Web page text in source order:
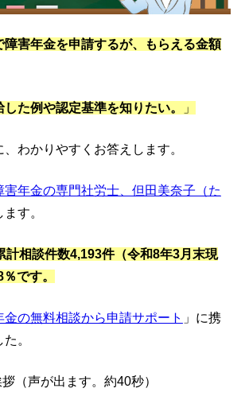
障害年金を申請するが、もらえる金額
た例や認定基準を知りたい。 」
わかりやすくお答えします。
害年金の専門社労士、但田美奈子（た
す。
計相談件数4,193件（令和8年3月末現
です。
金の無料相談から申請サポート 」に携
。
拶（声が出ます。約40秒）